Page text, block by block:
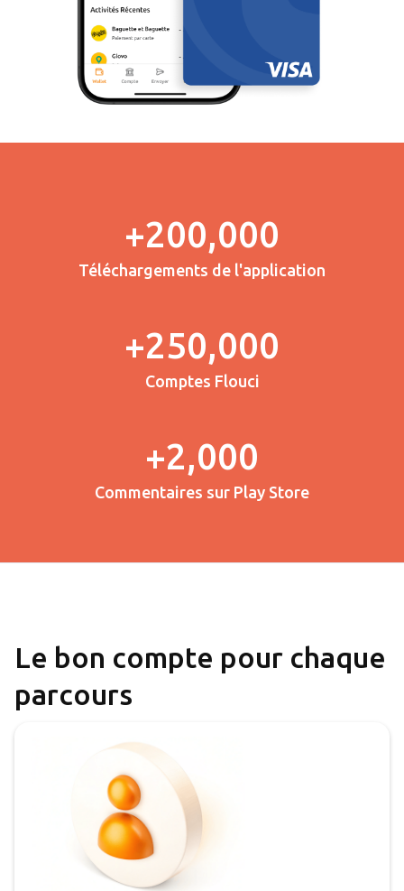
+200,000
Téléchargements de l'application
+250,000
Comptes Flouci
+2,000
Commentaires sur Play Store
Le bon compte pour chaque
parcours